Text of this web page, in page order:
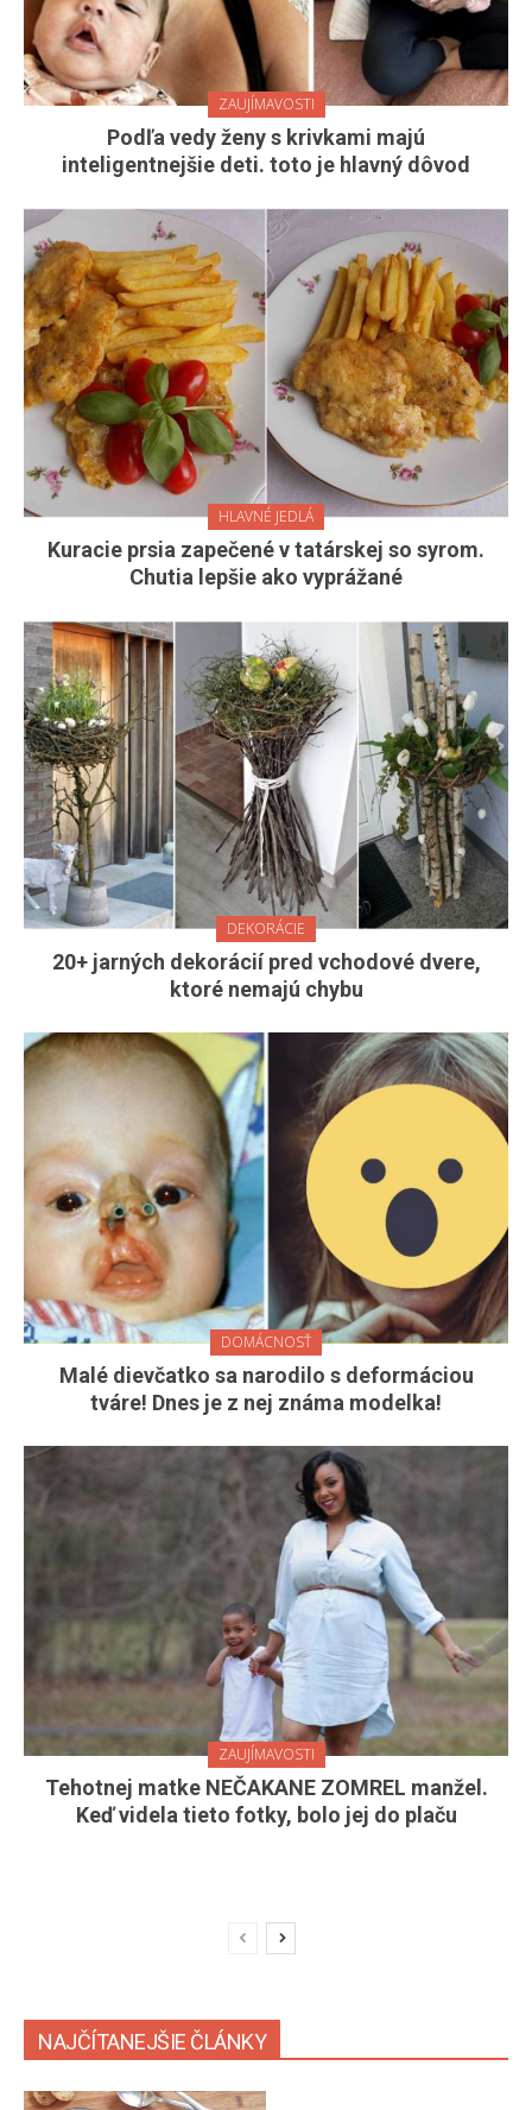
ZAUJÍMAVOSTI
Podľa vedy ženy s krivkami majú
inteligentnejšie deti. toto je hlavný dôvod
HLAVNÉ JEDLÁ
Kuracie prsia zapečené v tatárskej so syrom.
Chutia lepšie ako vyprážané
DEKORÁCIE
20+ jarných dekorácií pred vchodové dvere,
ktoré nemajú chybu
DOMÁCNOSŤ
Malé dievčatko sa narodilo s deformáciou
tváre! Dnes je z nej známa modelka!
ZAUJÍMAVOSTI
Tehotnej matke NEČAKANE ZOMREL manžel.
Keď videla tieto fotky, bolo jej do plaču
NAJČÍTANEJŠIE ČLÁNKY